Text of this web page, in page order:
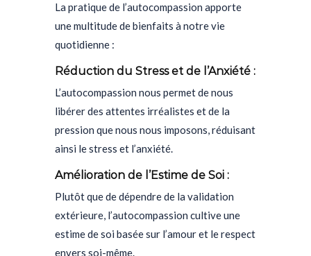
La pratique de l’autocompassion apporte
une multitude de bienfaits à notre vie
quotidienne :
Réduction du Stress et de l’Anxiété :
L’autocompassion nous permet de nous
libérer des attentes irréalistes et de la
pression que nous nous imposons, réduisant
ainsi le stress et l’anxiété.
Amélioration de l’Estime de Soi :
Plutôt que de dépendre de la validation
extérieure, l’autocompassion cultive une
estime de soi basée sur l’amour et le respect
envers soi-même.